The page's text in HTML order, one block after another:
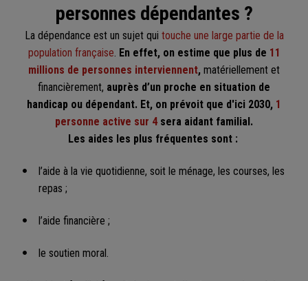
personnes dépendantes ?
La dépendance est un sujet qui touche une large partie de la
population française. En effet, on estime que plus de 11
millions de personnes interviennent, matériellement et
financièrement, auprès d’un proche en situation de
handicap ou dépendant. Et, on prévoit que d'ici 2030, 1
personne active sur 4 sera aidant familial.
Les aides les plus fréquentes sont :
l’aide à la vie quotidienne, soit le ménage, les courses, les
repas ;
l’aide financière ;
le soutien moral.